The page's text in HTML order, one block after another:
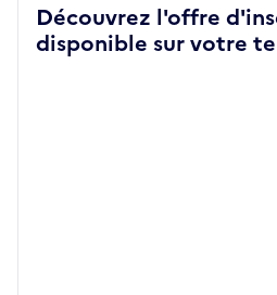
Découvrez l'offre
disponible sur votre